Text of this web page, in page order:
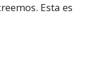
Esta es